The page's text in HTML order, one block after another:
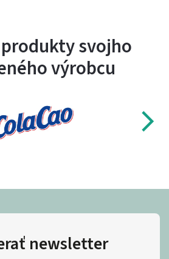
svojho
výrobcu
newsletter